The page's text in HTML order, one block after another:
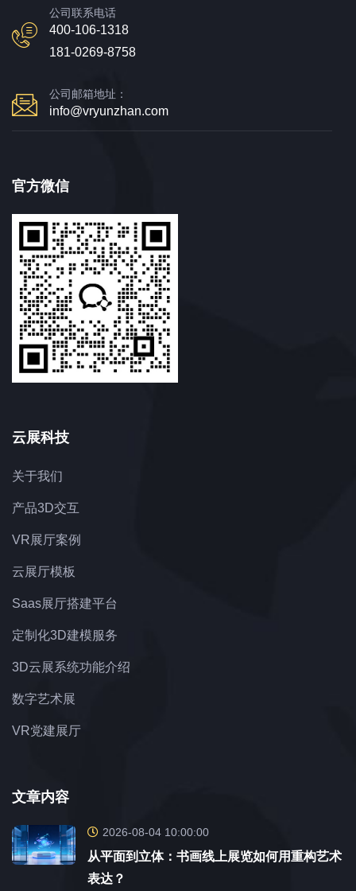
公司联系电话
400-106-1318
181-0269-8758
公司邮箱地址：
info@vryunzhan.com
官方微信
云展科技
关于我们
产品3D交互
VR展厅案例
云展厅模板
Saas展厅搭建平台
定制化3D建模服务
3D云展系统功能介绍
数字艺术展
VR党建展厅
文章内容
2026-08-04 10:00:00
从平面到立体：书画线上展览如何用重构艺术
表达？